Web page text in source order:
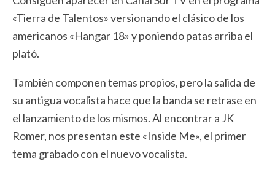
«Tierra de Talentos» versionando el clásico de los
americanos «Hangar 18» y poniendo patas arriba el
plató.
También componen temas propios, pero la salida de
su antigua vocalista hace que la banda se retrase en
el lanzamiento de los mismos. Al encontrar a JK
Romer, nos presentan este «Inside Me», el primer
tema grabado con el nuevo vocalista.